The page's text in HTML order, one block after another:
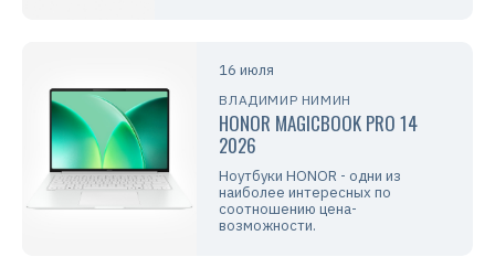
16 июля
ВЛАДИМИР НИМИН
HONOR MAGICBOOK PRO 14
2026
Ноутбуки HONOR - одни из
наиболее интересных по
соотношению цена-
возможности.